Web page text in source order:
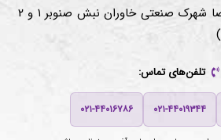
انبار ۲:اتوبان امام رضا شهرک صنعتی خاوران نبش صنوبر ۱ و ۲
تلفن‌های تماس:
۰۲۱-۴۴۰۱۹۳۴۴ ۰۲۱-۴۴۰۱۶۷۸۶